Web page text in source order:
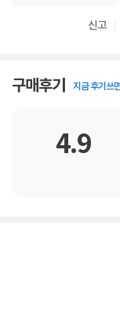
신고
구매후기 지금 후기쓰
4.9